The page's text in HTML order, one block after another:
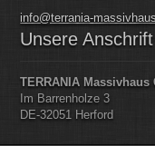
info@terrania-
Unsere Anschrift
TERRANIA Massivhaus
Im Barrenholze 3
DE-32051 Herford